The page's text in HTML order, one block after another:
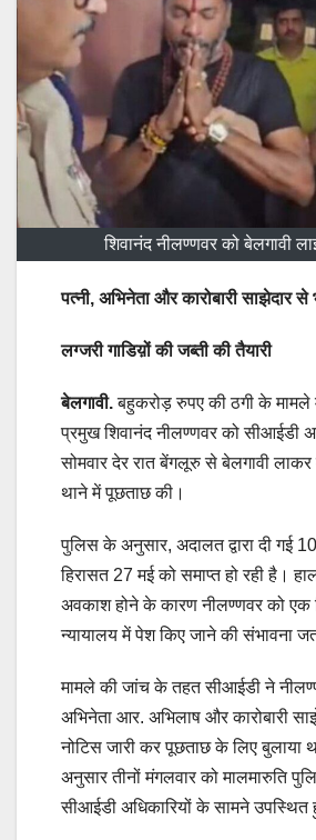
शिवानंद नीलण्णवर को बेलगावी
पत्नी, अभिनेता और कारोबारी साझेदार से
लग्जरी गाडिय़ों की जब्ती की तैयारी
बेलगावी.बहुकरोड़ रुपए की ठगी के मामले
प्रमुख शिवानंद नीलण्णवर को सीआईडी
सोमवार देर रात बेंगलूरु से बेलगावी
थाने में पूछताछ की।
पुलिस के अनुसार, अदालत द्वारा दी गई
हिरासत 27 मई को समाप्त हो रही है।
अवकाश होने के कारण नीलण्णवर को एक
न्यायालय में पेश किए जाने की संभावना
मामले की जांच के तहत सीआईडी ने
अभिनेता आर. अभिलाष और कारोबारी
नोटिस जारी कर पूछताछ के लिए बुलाया
अनुसार तीनों मंगलवार को मालमारुति
सीआईडी अधिकारियों के सामने उपस्थित